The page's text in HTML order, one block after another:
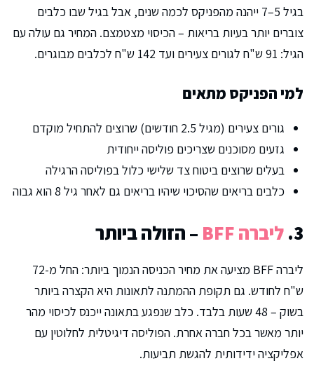
בגיל 5–7 ייהנה מהפניקס לכמה שנים, אבל בגיל שבו כלבים
צוברים יותר בעיות בריאות – הכיסוי מצטמצם. המחיר גם עולה עם
הגיל: 91 ש"ח לגורים צעירים ועד 142 ש"ח לכלבים מבוגרים.
למי הפניקס מתאים
גורים צעירים (מגיל 2.5 חודשים) שרוצים להתחיל מוקדם
גזעים מסוכנים שצריכים פוליסה ייחודית
בעלים שרוצים ביטוח צד שלישי כלול בפוליסה הרגילה
כלבים בריאים שהסיכוי שיהיו בריאים גם לאחר גיל 8 הוא גבוה
3. ליברה BFF – הזולה ביותר
ליברה BFF מציעה את מחיר הכניסה הנמוך ביותר: החל מ-72
ש"ח לחודש. גם תקופת ההמתנה לתאונות היא הקצרה ביותר
בשוק – 48 שעות בלבד. כלב שנפגע בתאונה ייכנס לכיסוי מהר
יותר מאשר בכל חברה אחרת. הפוליסה דיגיטלית לחלוטין עם
אפליקציה ידידותית להגשת תביעות.